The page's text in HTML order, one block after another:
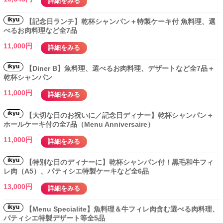
ikyu
【記念日ランチ】乾杯シャンパン＋特製ケーキ付 魚料理、選
べるお肉料理など全7品
11,000円
詳細をみる
ikyu
【Diner B】魚料理、選べるお肉料理、デザートなど全7品＋
乾杯シャンパン
11,000円
詳細をみる
ikyu
【大切な日のお祝いに／記念日ディナー】乾杯シャンパン＋
ホールケーキ付の全7品（Menu Anniversaire）
11,000円
詳細をみる
ikyu
【特別な日のディナーに】乾杯シャンパン付！黒毛和牛フィ
レ肉（A5）、パティシエ特製ケーキなど全6品
13,000円
詳細をみる
ikyu
【Menu Specialite】魚料理＆牛フィレ肉含む選べる肉料理、
パティシエ特製デザート等全5品